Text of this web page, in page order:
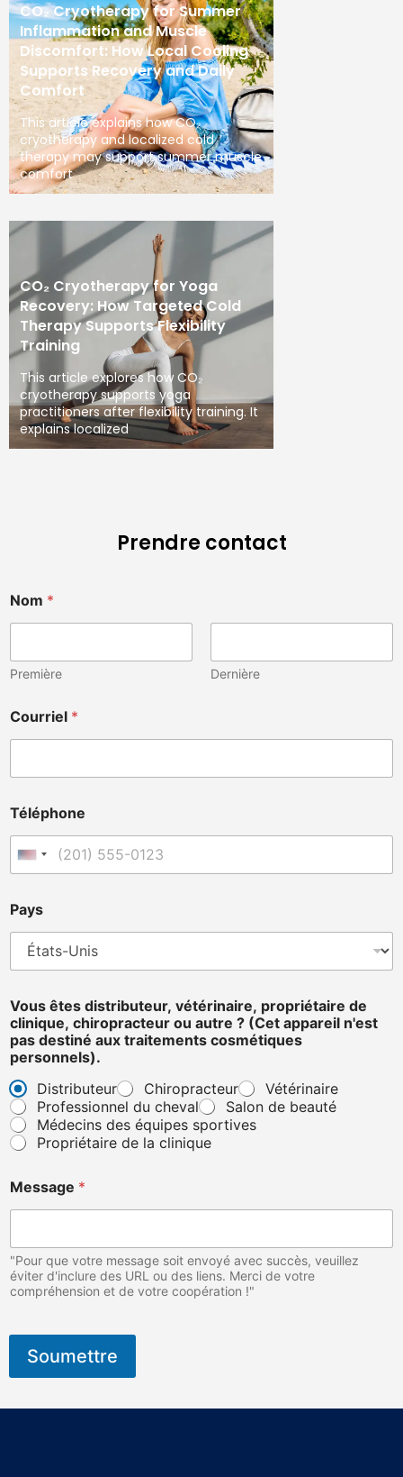
CO₂ Cryotherapy for Summer
Inflammation and Muscle
Discomfort: How Local Cooling
Supports Recovery and Daily
Comfort
This article explains how CO₂
cryotherapy and localized cold
therapy may support summer muscle
comfort
CO₂ Cryotherapy for Yoga
Recovery: How Targeted Cold
Therapy Supports Flexibility
Training
This article explores how CO₂
cryotherapy supports yoga
practitioners after flexibility training. It
explains localized
Prendre contact
Nom *
Première Dernière
Courriel *
Téléphone
États-Unis +1
n
'
(
C
e
t
Pays
Vous êtes distributeur, vétérinaire, propriétaire de
clinique, chiropracteur ou autre ? (Cet appareil n'est
pas destiné aux traitements cosmétiques
personnels).
Distributeur
Chiropracteur
Vétérinaire
Professionnel du cheval
Salon de beauté
Médecins des équipes sportives
Propriétaire de la clinique
Message *
"Pour que votre message soit envoyé avec succès, veuillez
éviter d'inclure des URL ou des liens. Merci de votre
compréhension et de votre coopération !"
Soumettre